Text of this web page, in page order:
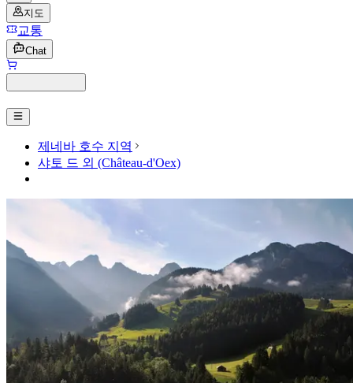
지도
교통
Chat
제네바 호수 지역
샤토 드 외 (Château-d'Oex)